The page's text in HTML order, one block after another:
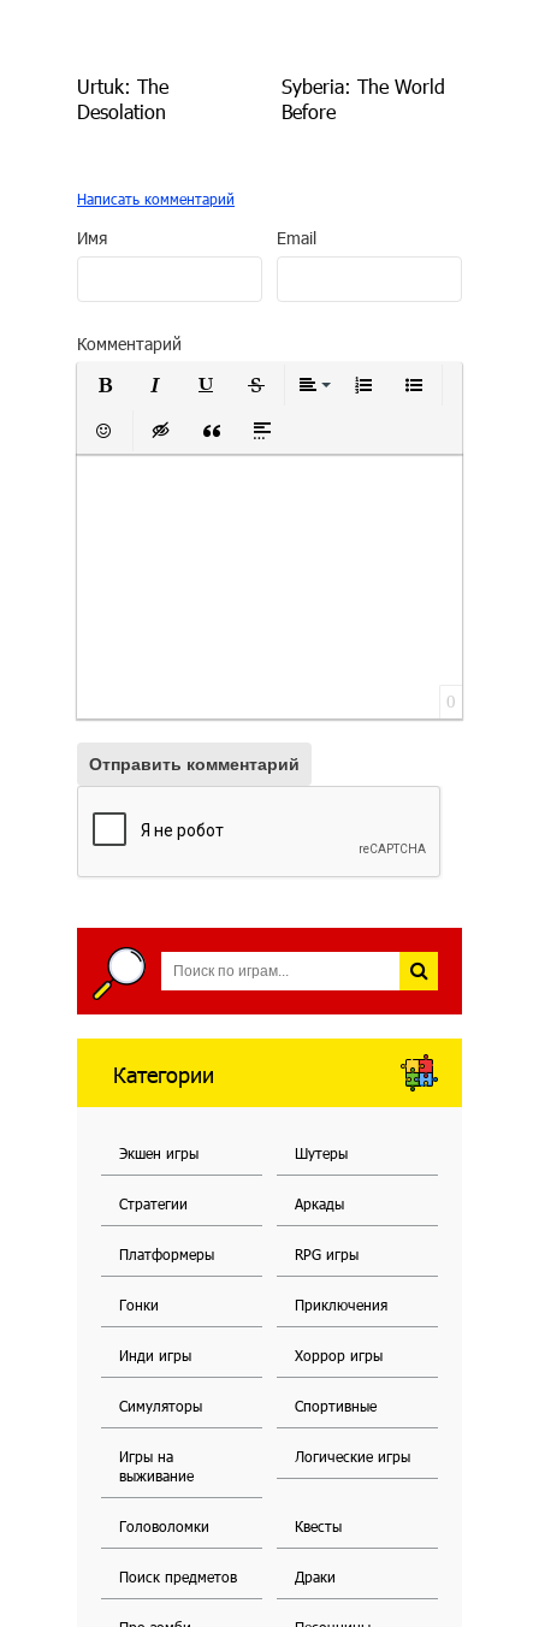
Urtuk: The
Desolation
Syberia: The World
Before
Написать комментарий
Имя Email
Комментарий
Полужирный
Вставить смайлик
Вставка скрытого текста
Вставка цитаты
Вставка спойлера
0
Отправить комментарий
Категории
Экшен игры Шутеры
Стратегии Аркады
Платформеры RPG игры
Гонки Приключения
Инди игры Хоррор игры
Симуляторы Спортивные
Игры на
выживание
Логические игры
Головоломки Квесты
Поиск предметов Драки